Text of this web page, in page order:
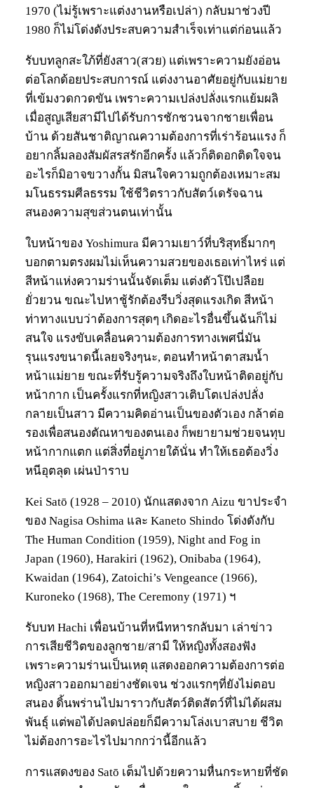
1970 (ไม่รู้เพราะแต่งงานหรือเปล่า) กลับมาช่วงปี
1980 ก็ไม่โด่งดังประสบความสำเร็จเท่าแต่ก่อนแล้ว
รับบทลูกสะใภ้ที่ยังสาว(สวย) แต่เพราะความยังอ่อน
ต่อโลกด้อยประสบการณ์ แต่งงานอาศัยอยู่กับแม่ยาย
ที่เข้มงวดกวดขัน เพราะความเปล่งปลั่งแรกแย้มผลิ
เมื่อสูญเสียสามีไปได้รับการชักชวนจากชายเพื่อน
บ้าน ด้วยสันชาติญาณความต้องการที่เร่าร้อนแรง ก็
อยากลิ้มลองสัมผัสรสรักอีกครั้ง แล้วก็ติดอกติดใจจน
อะไรก็มิอาจขวางกั้น มิสนใจความถูกต้องเหมาะสม
มโนธรรมศีลธรรม ใช้ชีวิตราวกับสัตว์เดรัจฉาน
สนองความสุขส่วนตนเท่านั้น
ใบหน้าของ Yoshimura มีความเยาว์ที่บริสุทธิ์มากๆ
บอกตามตรงผมไม่เห็นความสวยของเธอเท่าไหร่ แต่
สีหน้าแห่งความร่านนั้นจัดเต็ม แต่งตัวโป๊เปลือย
ยั่วยวน ขณะไปหาชู้รักต้องรีบวิ่งสุดแรงเกิด สีหน้า
ท่าทางแบบว่าต้องการสุดๆ เกิดอะไรอื่นขึ้นฉันก็ไม่
สนใจ แรงขับเคลื่อนความต้องการทางเพศนี่มัน
รุนแรงขนาดนี้เลยจริงๆนะ, ตอนทำหน้าตาสมน้ำ
หน้าแม่ยาย ขณะที่รับรู้ความจริงถึงใบหน้าติดอยู่กับ
หน้ากาก เป็นครั้งแรกที่หญิงสาวเติบโตเปล่งปลั่ง
กลายเป็นสาว มีความคิดอ่านเป็นของตัวเอง กล้าต่อ
รองเพื่อสนองตัณหาของตนเอง ก็พยายามช่วยจนทุบ
หน้ากากแตก แต่สิ่งที่อยู่ภายใต้นั่น ทำให้เธอต้องวิ่ง
หนีอุตลุด เผ่นป่าราบ
Kei Satō (1928 – 2010) นักแสดงจาก Aizu ขาประจำ
ของ Nagisa Oshima และ Kaneto Shindo โด่งดังกับ
The Human Condition (1959), Night and Fog in
Japan (1960), Harakiri (1962), Onibaba (1964),
Kwaidan (1964), Zatoichi’s Vengeance (1966),
Kuroneko (1968), The Ceremony (1971) ฯ
รับบท Hachi เพื่อนบ้านที่หนีทหารกลับมา เล่าข่าว
การเสียชีวิตของลูกชาย/สามี ให้หญิงทั้งสองฟัง
เพราะความร่านเป็นเหตุ แสดงออกความต้องการต่อ
หญิงสาวออกมาอย่างชัดเจน ช่วงแรกๆที่ยังไม่ตอบ
สนอง ดิ้นพร่านไปมาราวกับสัตว์ติดสัตว์ที่ไม่ได้ผสม
พันธ์ุ แต่พอได้ปลดปล่อยก็มีความโล่งเบาสบาย ชีวิต
ไม่ต้องการอะไรไปมากกว่านี้อีกแล้ว
การแสดงของ Satō เต็มไปด้วยความหื่นกระหายที่ชัด